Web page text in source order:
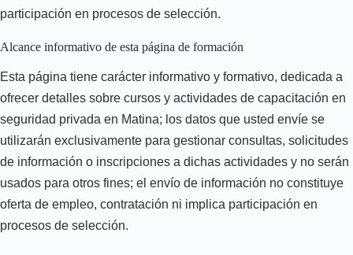
participación en procesos de selección.
Alcance informativo de esta página de formación
Esta página tiene carácter informativo y formativo, dedicada a
ofrecer detalles sobre cursos y actividades de capacitación en
seguridad privada en Matina; los datos que usted envíe se
utilizarán exclusivamente para gestionar consultas, solicitudes
de información o inscripciones a dichas actividades y no serán
usados para otros fines; el envío de información no constituye
oferta de empleo, contratación ni implica participación en
procesos de selección.